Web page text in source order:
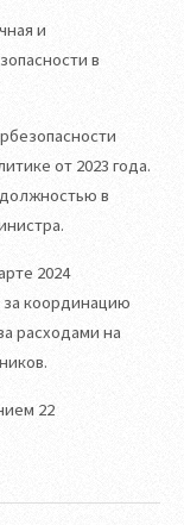
и
в
от 2023 года.
в
2024
координацию
расходами на
22